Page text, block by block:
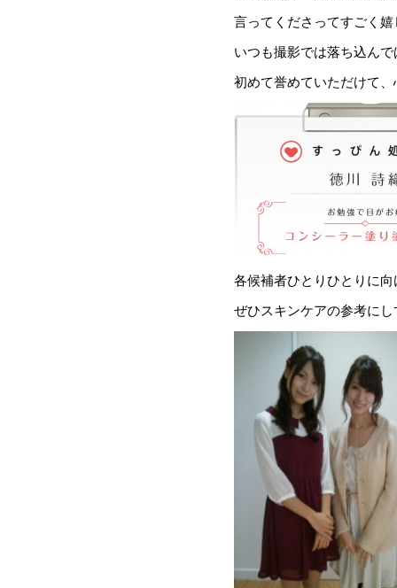
言ってくださってすごく
いつも撮影では落ち込ん
初めて誉めていただけて
各候補者ひとりひとりに
ぜひスキンケアの参考に